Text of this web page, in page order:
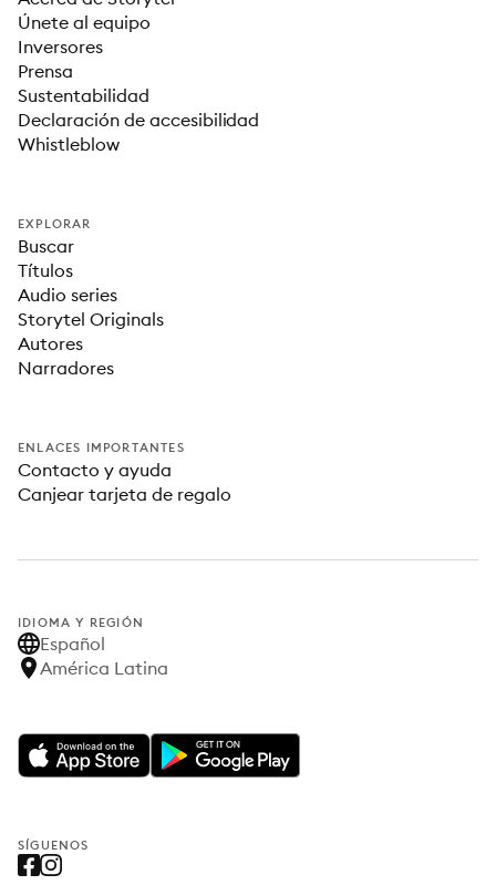
Únete al equipo
Inversores
Prensa
Sustentabilidad
Declaración de accesibilidad
Whistleblow
EXPLORAR
Buscar
Títulos
Audio series
Storytel Originals
Autores
Narradores
ENLACES IMPORTANTES
Contacto y ayuda
Canjear tarjeta de regalo
IDIOMA Y REGIÓN
Español
América Latina
SÍGUENOS